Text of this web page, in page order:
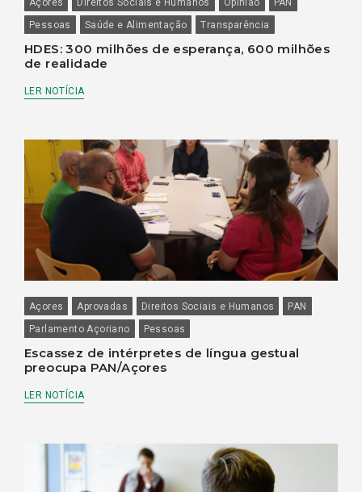
Açores Direitos Sociais e Humanos Opinião
PAN
Pessoas
Saúde e Alimentação Transparência
HDES: 300 milhões de esperança, 600 milhões
de realidade
LER NOTÍCIA
Açores Aprovadas Direitos Sociais e Humanos
PAN
Parlamento Açoriano
Pessoas
Escassez de intérpretes de língua gestual
preocupa PAN/Açores
LER NOTÍCIA